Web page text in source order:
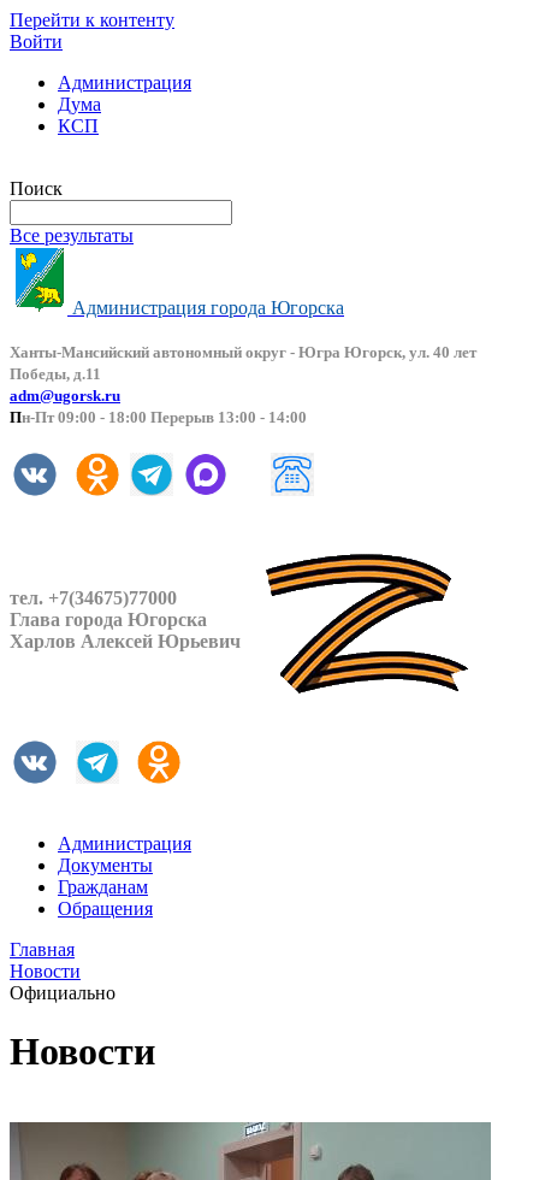
Перейти к контенту
Войти
Администрация
Дума
КСП
Поиск
Все результаты
Администрация города Югорска
Ханты-Мансийский автономный округ - Югра Югорск, ул. 40 лет
Победы, д.11
adm@ugorsk.ru
Пн-Пт 09:00 - 18:00 Перерыв 13:00 - 14:00
тел. +7(34675)77000
Глава города Югорска
Харлов Алексей Юрьевич
Администрация
Документы
Гражданам
Обращения
Главная
Новости
Официально
Новости